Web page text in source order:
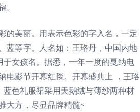
的美丽。用表示色彩的字入名，一定
蓝等字。人名如：王珞丹，中国内地
于女孩名。据悉，一年一度的戛纳电
电影节开幕红毯。开幕盛典上 ，王珞
蓝色礼服裙采用天鹅绒与薄纱两种材
大方，尽显品牌精髓~